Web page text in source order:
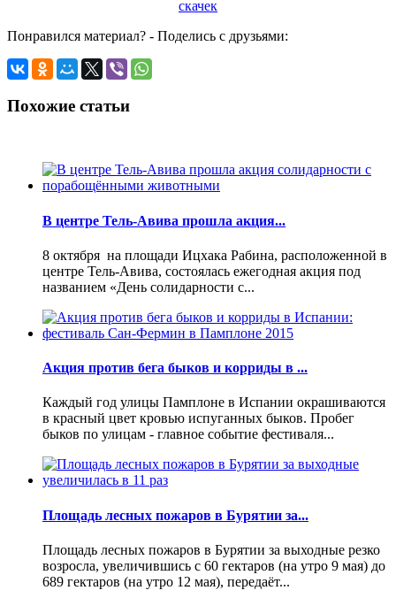
Понравился материал? - Поделись с друзьями:
Похожие статьи
В центре Тель-Авива прошла акция...
8 октября на площади Ицхака Рабина, расположенной в
центре Тель-Авива, состоялась ежегодная акция под
названием «День солидарности с...
Акция против бега быков и корриды в ...
Каждый год улицы Памплоне в Испании окрашиваются
в красный цвет кровью испуганных быков. Пробег
быков по улицам - главное событие фестиваля...
Площадь лесных пожаров в Бурятии за...
Площадь лесных пожаров в Бурятии за выходные резко
возросла, увеличившись с 60 гектаров (на утро 9 мая) до
689 гектаров (на утро 12 мая), передаёт...